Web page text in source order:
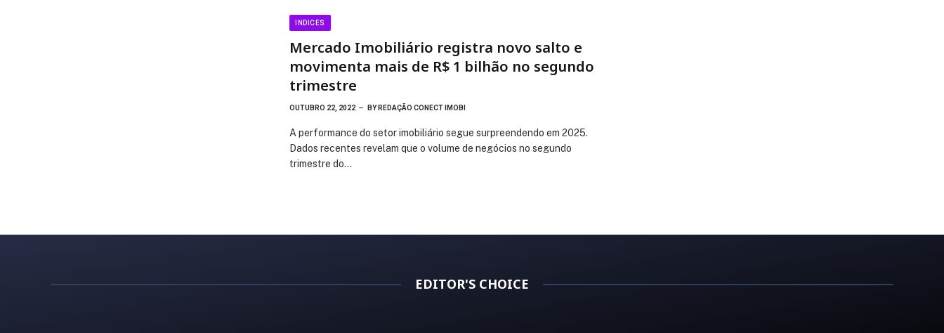
INDICES
Mercado Imobiliário registra novo salto e
movimenta mais de R$ 1 bilhão no segundo
trimestre
OUTUBRO 22, 2022 BY REDAÇÃO CONECT IMOBI
A performance do setor imobiliário segue surpreendendo em 2025.
Dados recentes revelam que o volume de negócios no segundo
trimestre do…
EDITOR'S CHOICE